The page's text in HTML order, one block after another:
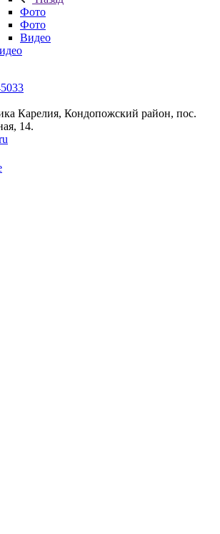
Фото
Фото
Видео
Карелия, Кондопожский район, пос.
14.